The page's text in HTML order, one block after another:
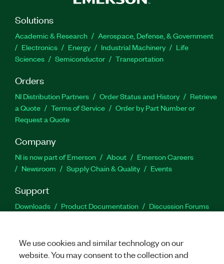
Solutions
Academic & Research
Aerospace, Defense, & Government
Electronics
Energy Industrial Machinery
Life
Sciences
Semiconductor Transportation
Orders
NI Distribution Partners Order Status and History
Retrieve
a Quote
Terms of Service
Order by Part Number or
Request a Quote
Company
NI is now part of Emerson About
Emerson Careers
Newsroom
Supply Chain & Quality Events
Support
Downloads Product Documentation
Discussion Forums
Facebook
TwitterLinkedIn
We use cookies and similar technology on our
website. You may consent to the collection and